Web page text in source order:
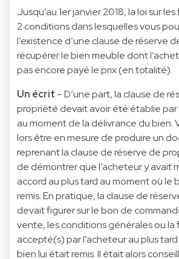
Jusqu’au 1er janvier 2018, la loi sur
2 conditions dans lesquelles vous
l’existence d’une clause de réserve
récupérer le bien meuble dont
pas encore payé le prix (en totalité).
Un écrit – D’une part, la clause de
propriété devait avoir été établie par
au moment de la délivrance du bien.
lors être en mesure de produire un
reprenant la clause de réserve de
de démontrer que l’acheteur y avait
accord au plus tard au moment où le
remis. En pratique, la clause de
devait figurer sur le bon de
vente, les conditions générales ou la
accepté(s) par l’acheteur au plus
bien lui était remis. Il était alors